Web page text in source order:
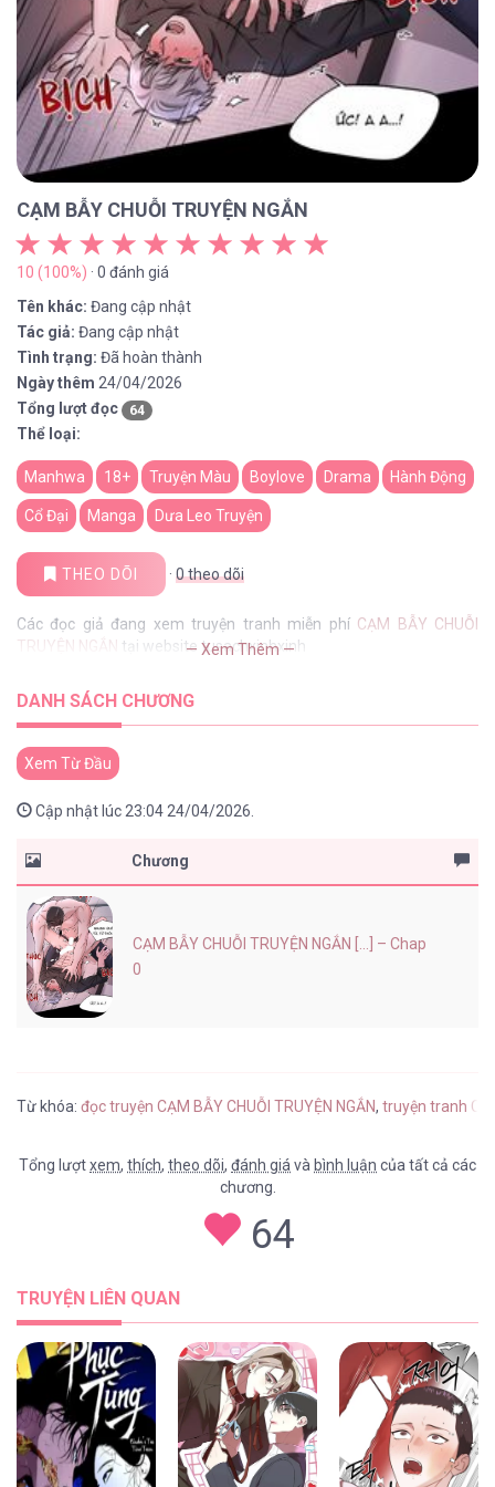
CẠM BẪY CHUỖI TRUYỆN NGẮN
10 (100%) · 0 đánh giá
Tên khác: Đang cập nhật
Tác giả: Đang cập nhật
Tình trạng: Đã hoàn thành
Ngày thêm 24/04/2026
Tổng lượt đọc
64
Thể loại:
Manhwa 18+ Truyện Màu Boylove Drama Hành Động
Cổ Đại Manga Dưa Leo Truyện
THEO DÕI · 0theo dõi
Các đọc giả đang xem truyện tranh miễn phí CẠM BẪY CHUỖI
TRUYỆN NGẮN
tại website tusachxinhxinh
— Xem Thêm —
DANH SÁCH CHƯƠNG
Xem Từ Đầu
Cập nhật lúc 23:04 24/04/2026.
Chương
CẠM BẪY CHUỖI TRUYỆN NGẮN [...] – Chap
0
Từ khóa: đọc truyện CẠM BẪY CHUỖI TRUYỆN NGẮN, truyện tranh
Tổng lượtxem, thích, theo dõi, đánh giávà bình luận của tất cả các
chương.
64
TRUYỆN LIÊN QUAN